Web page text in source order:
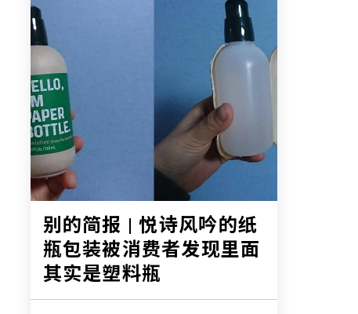
别的简报 | 悦诗风吟的纸
瓶包装被消费者发现里面
其实是塑料瓶